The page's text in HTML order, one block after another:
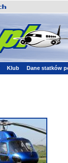
Klub Dane statków